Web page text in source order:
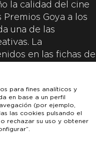
la calidad del cine
Goya a los
una de las
La
en las fichas de
responsabilidad
para fines analíticos y
en base a un perfil
(por ejemplo,
las cookies pulsando el
rechazar su uso y obtener